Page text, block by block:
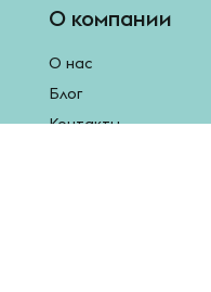
О компании
О нас
Блог
Контакты